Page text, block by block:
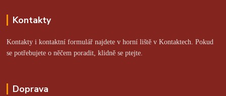
Kontakty
Kontakty i kontaktní formulář najdete v horní liště v Kontaktech. Pokud
se potřebujete o něčem poradit, klidně se ptejte.
Doprava